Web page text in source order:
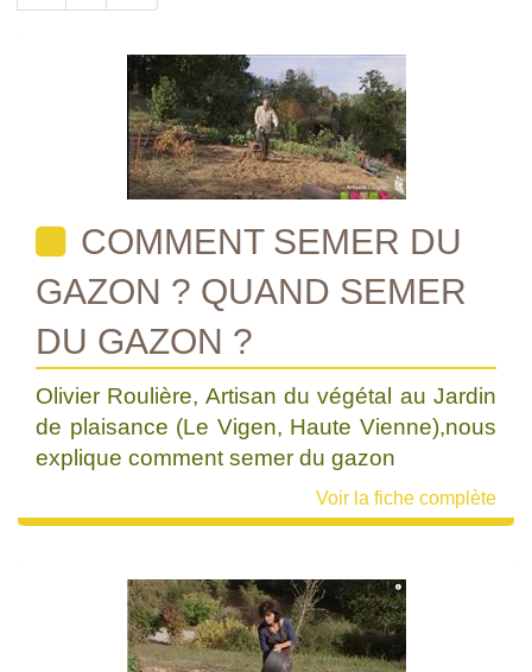
COMMENT SEMER DU
GAZON ? QUAND SEMER
DU GAZON ?
Olivier Roulière, Artisan du végétal au Jardin
de plaisance (Le Vigen, Haute Vienne),nous
explique comment semer du gazon
Voir la fiche complète